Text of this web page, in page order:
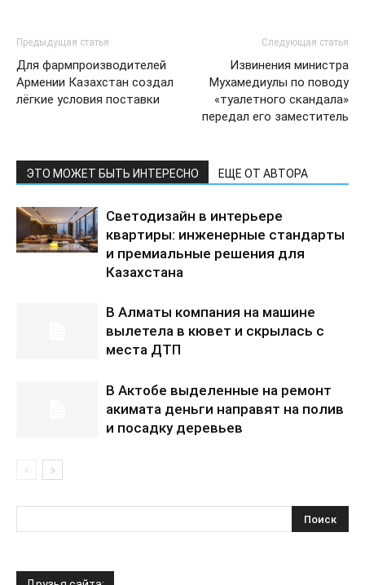
Предыдущая статья
Для фармпроизводителей
Армении Казахстан создал
лёгкие условия поставки
Следующая статья
Извинения министра
Мухамедиулы по поводу
«туалетного скандала»
передал его заместитель
ЭТО МОЖЕТ БЫТЬ ИНТЕРЕСНО ЕЩЕ ОТ АВТОРА
Светодизайн в интерьере
квартиры: инженерные стандарты
и премиальные решения для
Казахстана
В Алматы компания на машине
вылетела в кювет и скрылась с
места ДТП
В Актобе выделенные на ремонт
акимата деньги направят на полив
и посадку деревьев